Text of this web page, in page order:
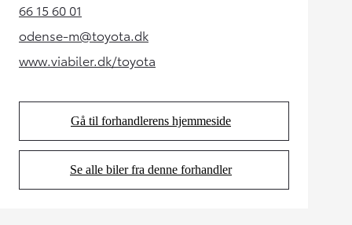
66 15 60 01(Opens in new tab)
odense-m@toyota.dk
(Opens in new tab)
www.viabiler.dk/toyota
(Opens in new tab)
Gå til forhandlerens hjemmeside
(Opens in new tab)
Se alle biler fra denne forhandler
(Opens in new tab)